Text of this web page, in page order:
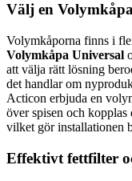
Välj en
Volymkåporna finns i
Volymkåpa Universal
att välja rätt lösning
det handlar om
Acticon erbjuda en
över spisen och
vilket gör installationen
Effektivt fettfilter